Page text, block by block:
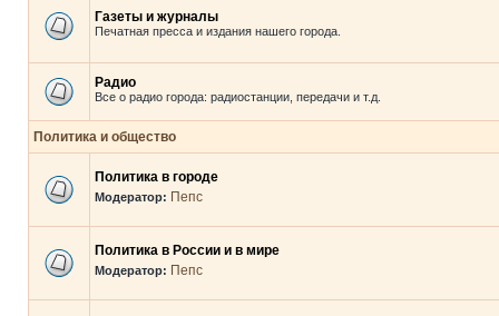
Газеты и журналы
Печатная пресса и издания нашего города.
Радио
Все о радио города: радиостанции, передачи и т.д.
Политика и общество
Политика в городе
Модератор: Пепс
Политика в России и в мире
Модератор: Пепс